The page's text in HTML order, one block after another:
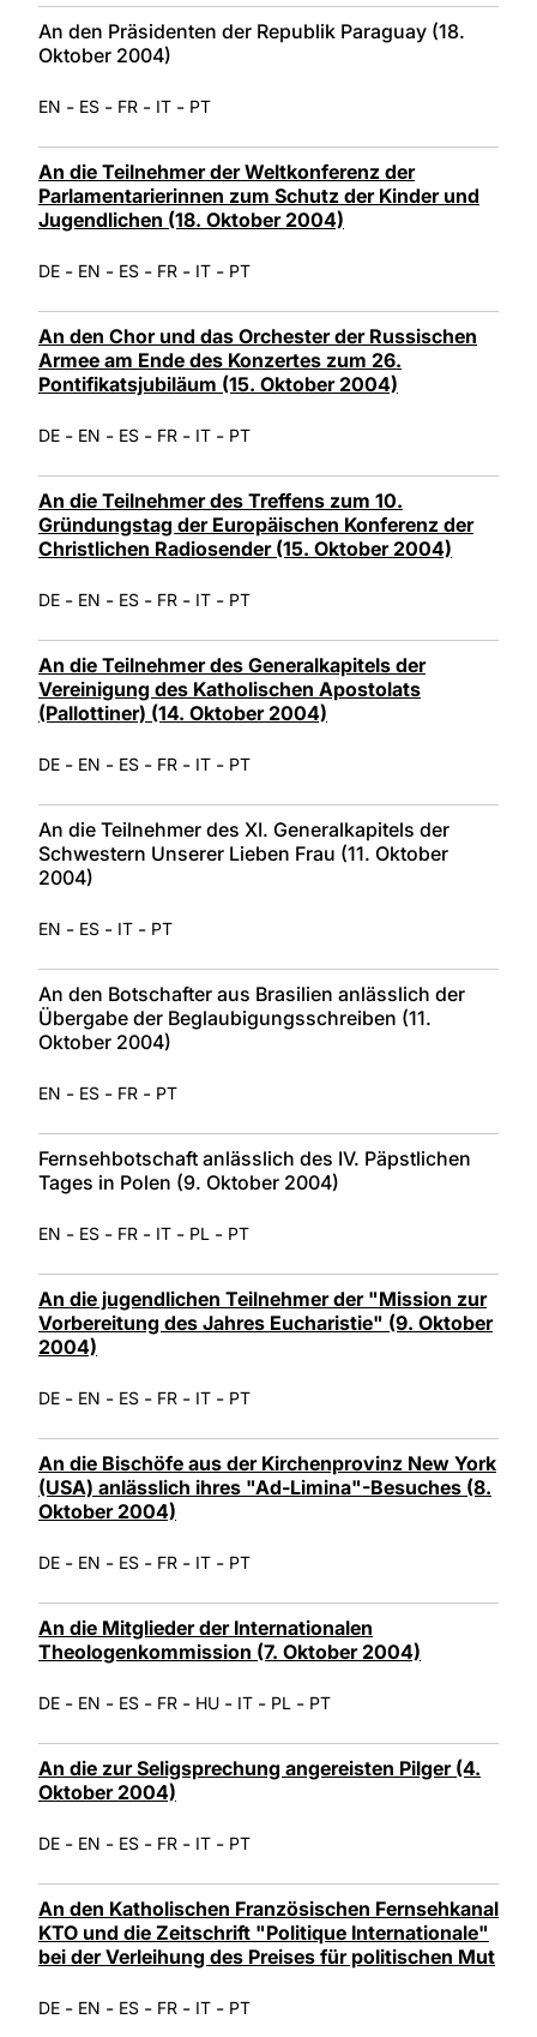
An den Präsidenten der Republik Paraguay (18.
Oktober 2004)
EN - ES - FR - IT - PT
An die Teilnehmer der Weltkonferenz der
Parlamentarierinnen zum Schutz der Kinder und
Jugendlichen (18. Oktober 2004)
DE - EN - ES - FR - IT - PT
An den Chor und das Orchester der Russischen
Armee am Ende des Konzertes zum 26.
Pontifikatsjubiläum (15. Oktober 2004)
DE - EN - ES - FR - IT - PT
An die Teilnehmer des Treffens zum 10.
Gründungstag der Europäischen Konferenz der
Christlichen Radiosender (15. Oktober 2004)
DE - EN - ES - FR - IT - PT
An die Teilnehmer des Generalkapitels der
Vereinigung des Katholischen Apostolats
(Pallottiner) (14. Oktober 2004)
DE - EN - ES - FR - IT - PT
An die Teilnehmer des XI. Generalkapitels der
Schwestern Unserer Lieben Frau (11. Oktober
2004)
EN - ES - IT - PT
An den Botschafter aus Brasilien anlässlich der
Übergabe der Beglaubigungsschreiben (11.
Oktober 2004)
EN - ES - FR - PT
Fernsehbotschaft anlässlich des IV. Päpstlichen
Tages in Polen (9. Oktober 2004)
EN - ES - FR - IT - PL - PT
An die jugendlichen Teilnehmer der "Mission zur
Vorbereitung des Jahres Eucharistie" (9. Oktober
2004)
DE - EN - ES - FR - IT - PT
An die Bischöfe aus der Kirchenprovinz New York
(USA) anlässlich ihres "Ad-Limina"-Besuches (8.
Oktober 2004)
DE - EN - ES - FR - IT - PT
An die Mitglieder der Internationalen
Theologenkommission (7. Oktober 2004)
DE - EN - ES - FR - HU - IT - PL - PT
An die zur Seligsprechung angereisten Pilger (4.
Oktober 2004)
DE - EN - ES - FR - IT - PT
An den Katholischen Französischen Fernsehkanal
KTO und die Zeitschrift "Politique Internationale"
bei der Verleihung des Preises für politischen Mut
DE - EN - ES - FR - IT - PT